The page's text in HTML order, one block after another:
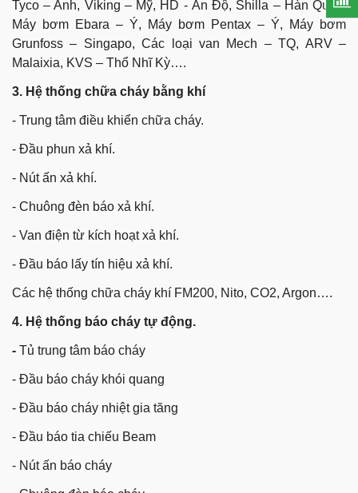
Tyco – Anh, Viking – Mỹ, HD - Ấn Độ, Shilla – Hàn Quốc,
Máy bơm Ebara – Ý, Máy bơm Pentax – Ý, Máy bơm
Grunfoss – Singapo, Các loại van Mech – TQ, ARV –
Malaixia, KVS – Thổ Nhĩ Kỳ….
3. Hệ thống chữa cháy bằng khí
- Trung tâm điều khiển chữa cháy.
- Đầu phun xả khí.
- Nút ấn xả khí.
- Chuông đèn báo xả khí.
- Van điện từ kích hoạt xả khí.
- Đầu báo lấy tín hiệu xả khí.
Các hệ thống chữa cháy khí FM200, Nito, CO2, Argon….
4. Hệ thống báo cháy tự động.
- Tủ trung tâm báo cháy
- Đầu báo cháy khói quang
- Đầu báo cháy nhiệt gia tăng
- Đầu báo tia chiếu Beam
- Nút ấn báo cháy